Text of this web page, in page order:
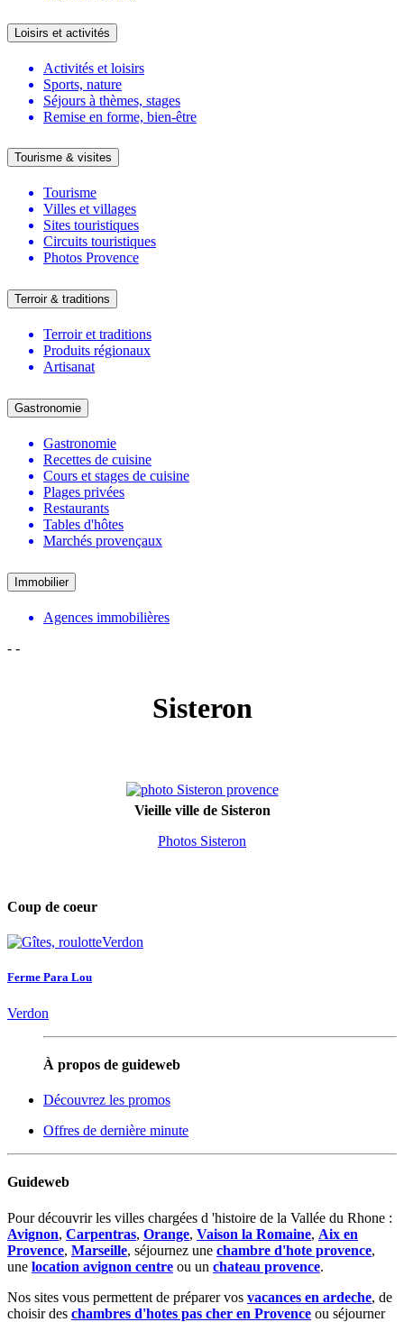
Loisirs et activités
Activités et loisirs
Sports, nature
Séjours à thèmes, stages
Remise en forme, bien-être
Tourisme & visites
Tourisme
Villes et villages
Sites touristiques
Circuits touristiques
Photos Provence
Terroir & traditions
Terroir et traditions
Produits régionaux
Artisanat
Gastronomie
Gastronomie
Recettes de cuisine
Cours et stages de cuisine
Plages privées
Restaurants
Tables d'hôtes
Marchés provençaux
Immobilier
Agences immobilières
- -
Sisteron
Vieille ville de Sisteron
Photos Sisteron
Coup de coeur
Ferme Para Lou
Verdon
À propos de guideweb
Découvrez les promos
Offres de dernière minute
Guideweb
Pour découvrir les villes chargées d 'histoire de la Vallée du Rhone :
Avignon, Carpentras, Orange, Vaison la Romaine, Aix en
Provence, Marseille, séjournez une chambre d'hote provence,
une location avignon centre ou un chateau provence.
Nos sites vous permettent de préparer vos vacances en ardeche, de
choisir des chambres d'hotes pas cher en Provence ou séjourner